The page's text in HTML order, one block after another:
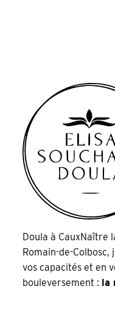
Doula à CauxNaître
Romain-de-
vos capacités et en
bouleversement : la